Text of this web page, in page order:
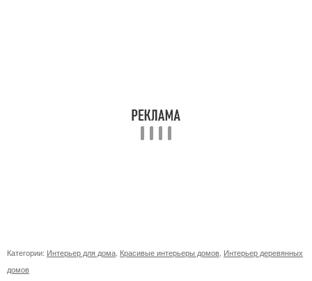
Категории: Интерьер для дома Красивые интерьеры домов Интерьер деревянных
домов